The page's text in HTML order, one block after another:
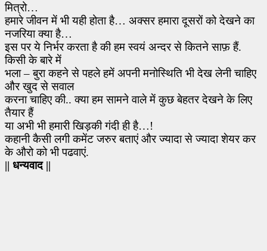
मित्रो…
हमारे जीवन में भी यही होता है… अक्सर हमारा दूसरों को देखने का
नजरिया क्या है…
इस पर ये निर्भर करता है की हम स्वयं अन्दर से कितने साफ़ हैं.
किसी के बारे में
भला – बुरा कहने से पहलेहमें अपनी मनोस्थिति भी देख लेनी चाहिए
और खुद से सवाल
करना चाहिए की..क्या हम सामने वाले में कुछ बेहतर देखने के लिए
तैयार हैं
या अभी भी हमारी खिड़कीगंदी ही है…!
कहानी कैसी लगी कमेंट जरुर बताएं और ज्यादा से ज्यादा शेयर कर
के औरो को भी पढवाएं.
|| धन्यवाद||